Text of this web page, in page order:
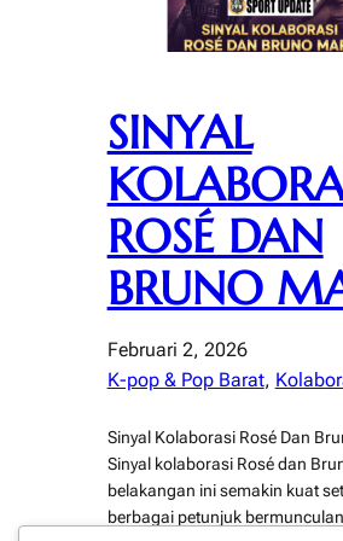
SINYAL
ROSÉ DAN
BRUNO
Februari 2, 2026
K-pop & Pop Barat,
Sinyal Kolaborasi Rosé Dan
Sinyal kolaborasi Rosé dan
belakangan ini semakin kuat
berbagai petunjuk